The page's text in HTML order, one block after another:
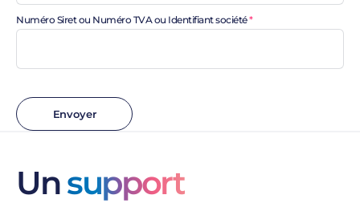
Numéro Siret ou Numéro TVA ou Identifiant société
Envoyer
Unsupport